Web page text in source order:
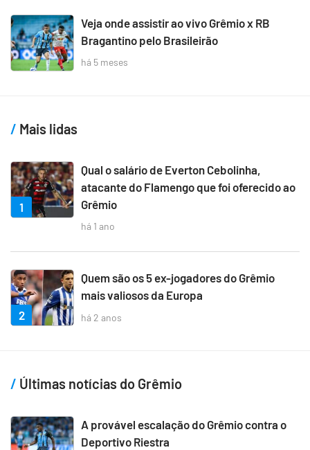
Veja onde assistir ao vivo Grêmio x RB
Bragantino pelo Brasileirão
há 5 meses
Mais lidas
1
Qual o salário de Everton Cebolinha,
atacante do Flamengo que foi oferecido ao
Grêmio
há 1 ano
2
Quem são os 5 ex-jogadores do Grêmio
mais valiosos da Europa
há 2 anos
Últimas notícias do Grêmio
A provável escalação do Grêmio contra o
Deportivo Riestra